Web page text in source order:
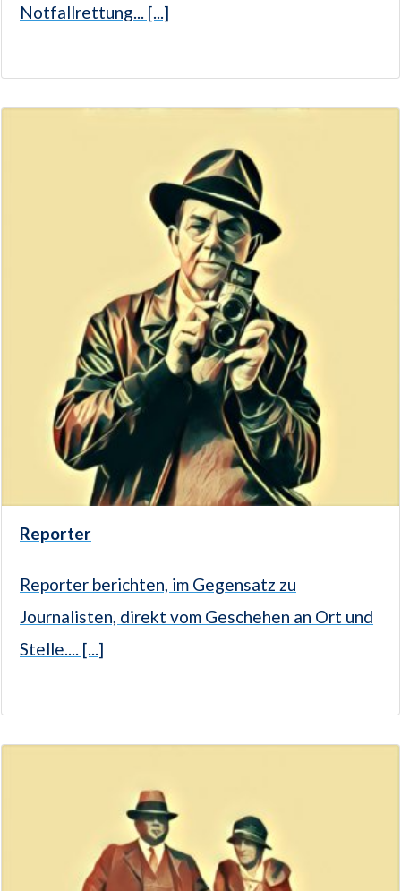
Notfallrettung... [...]
Reporter
Reporter berichten, im Gegensatz zu
Journalisten, direkt vom Geschehen an Ort und
Stelle.... [...]